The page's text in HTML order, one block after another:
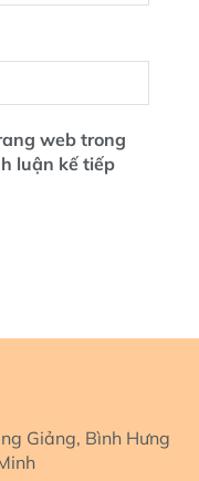
web trong
luận kế tiếp
Giảng, Bình Hưng